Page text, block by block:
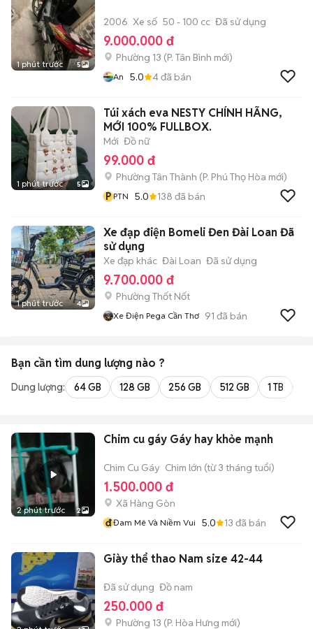
1 phút trước 5
2006 Xe số 50 - 100 cc Đã sử dụng
9.000.000 đ
Phường 13 (P. Tân Bình mới)
An 5.0 4đã bán
1 phút trước 5
Túi xách eva NESTY CHÍNH HÃNG,
MỚI 100% FULLBOX.
Mới Đồ nữ
99.000 đ
Phường Tân Thành (P. Phú Thọ Hòa mới)
P PTN 5.0 138 đã bán
1 phút trước 4
Xe đạp điện Bomeli Đen Đài Loan Đã
sử dụng
Xe đạp khác Đài Loan Đã sử dụng
9.700.000 đ
Phường Thốt Nốt
Xe Điện Pega Cần Thơ 91 đã bán
Bạn cần tìm dung lượng nào ?
Dung lượng: 64 GB 128 GB 256 GB 512 GB 1 TB
2 phút trước 2
Chim cu gáy Gáy hay khỏe mạnh
Chim Cu Gáy Chim lớn (từ 3 tháng tuổi)
1.500.000 đ
Xã Hàng Gòn
đĐam Mê Và Niềm Vui 5.0 13 đã bán
Giày thể thao Nam size 42-44
Đã sử dụng Đồ nam
250.000 đ
Phường 13 (P. Hòa Hưng mới)